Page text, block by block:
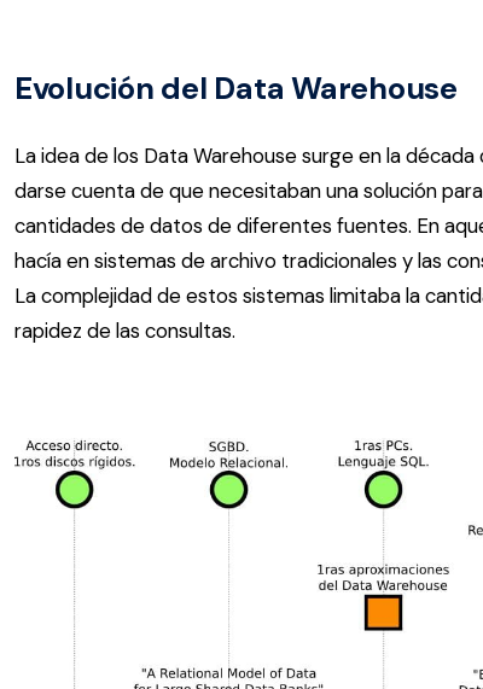
Evolución del Data Warehouse
La idea de los Data Warehouse surge en la
darse cuenta de que necesitaban una solución
cantidades de datos de diferentes fuentes. En
hacía en sistemas de archivo tradicionales y las
La complejidad de estos sistemas limitaba la
rapidez de las consultas.